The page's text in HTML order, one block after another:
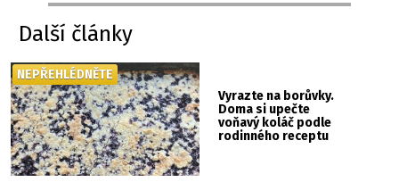
Další články
Vyrazte na borůvky.
Doma si upečte
voňavý koláč podle
rodinného receptu
NEPŘEHLÉDNĚTE